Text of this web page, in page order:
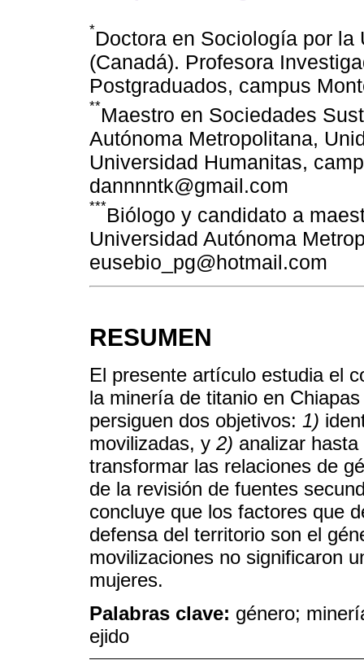
*Doctora en Sociología por
(Canadá). Profesora
Postgraduados, campus
**Maestro en Sociedades
Autónoma Metropolitana,
Universidad Humanitas,
dannnntk@gmail.com
***Biólogo y candidato a
Universidad Autónoma
eusebio_pg@hotmail.com
RESUMEN
El presente artículo estudia el
la minería de titanio en
persiguen dos objetivos: 1)
movilizadas, y 2) analizar
transformar las relaciones de
de la revisión de fuentes
concluye que los factores que
defensa del territorio son el
movilizaciones no significaron
mujeres.
Palabras clave: género;
ejido